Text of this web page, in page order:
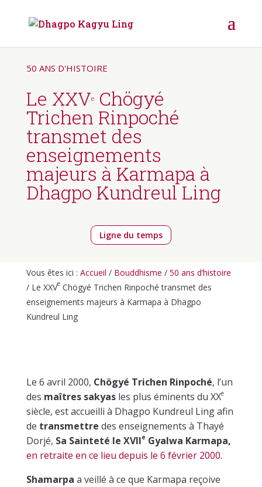
50 ANS D'HISTOIRE
Le XXVeChögyé
Trichen Rinpoché
transmet des
enseignements
majeurs à Karmapa à
Dhagpo Kundreul Ling
Ligne du temps
Vous êtes ici : Accueil / Bouddhisme / 50 ans d’histoire
/ Le XXVeChögyé Trichen Rinpoché transmet des
enseignements majeurs à Karmapa à Dhagpo
Kundreul Ling
Le 6 avril 2000, Chögyé Trichen Rinpoché, l’un
des maîtres sakyasles plus éminents du XXe
siècle, est accueilli à Dhagpo Kundreul Ling afin
de transmettre des enseignements à Thayé
Dorjé, Sa Sainteté le XVIIe Gyalwa Karmapa,
en retraite en ce lieu depuis le 6 février 2000.
Shamarpa a veillé à ce que Karmapa reçoive